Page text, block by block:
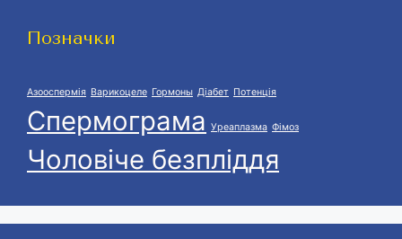
Позначки
Азооспермія Варикоцеле Гормоны Діабет Потенція
Спермограма Уреаплазма Фімоз
Чоловіче безпліддя